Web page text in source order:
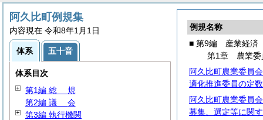
例規名称
■ 第9編 産業経済
第1章 農業委
阿久比町農業委員
適化推進委員の定
阿久比町農業委員
募集、選定等に関
阿久比町例規集
内容現在 令和8年1月1日
体系 五十音
体系目次
第1編 総 規
第2編 議 会
第3編 執行機関